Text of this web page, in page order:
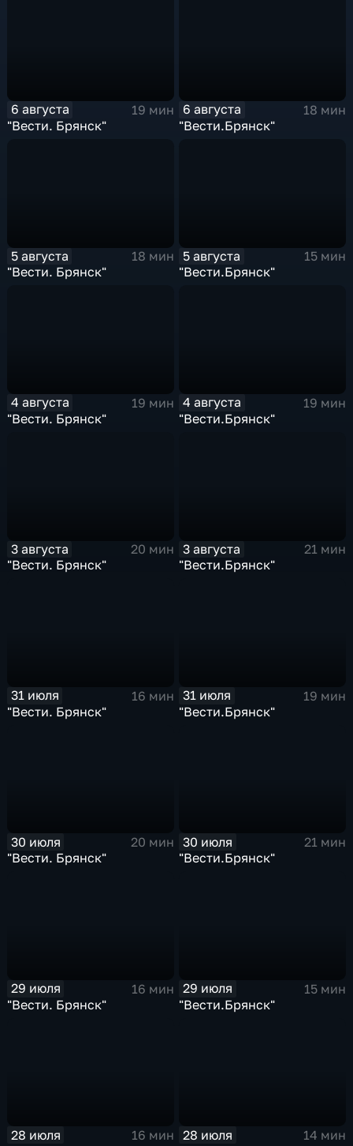
6 августа
19 мин
"Вести. Брянск"
6 августа
18 мин
"Вести.Брянск"
5 августа
18 мин
"Вести. Брянск"
5 августа
15 мин
"Вести.Брянск"
4 августа
19 мин
"Вести. Брянск"
4 августа
19 мин
"Вести.Брянск"
3 августа
20 мин
"Вести. Брянск"
3 августа
21 мин
"Вести.Брянск"
31 июля
16 мин
"Вести. Брянск"
31 июля
19 мин
"Вести.Брянск"
30 июля
20 мин
"Вести. Брянск"
30 июля
21 мин
"Вести.Брянск"
29 июля
16 мин
"Вести. Брянск"
29 июля
15 мин
"Вести.Брянск"
28 июля
16 мин
28 июля
14 мин